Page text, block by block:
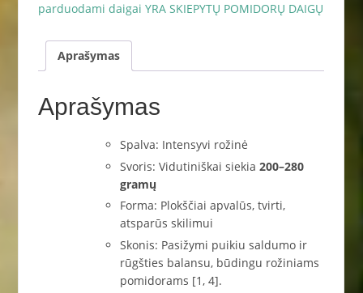
parduodami daigai YRA SKIEPYTŲ POMIDORŲ DAIGŲ
Aprašymas
Aprašymas
Spalva: Intensyvi rožinė
Svoris: Vidutiniškai siekia 200–280
gramų
Forma: Plokščiai apvalūs, tvirti,
atsparūs skilimui
Skonis: Pasižymi puikiu saldumo ir
rūgšties balansu, būdingu rožiniams
pomidorams [1, 4].